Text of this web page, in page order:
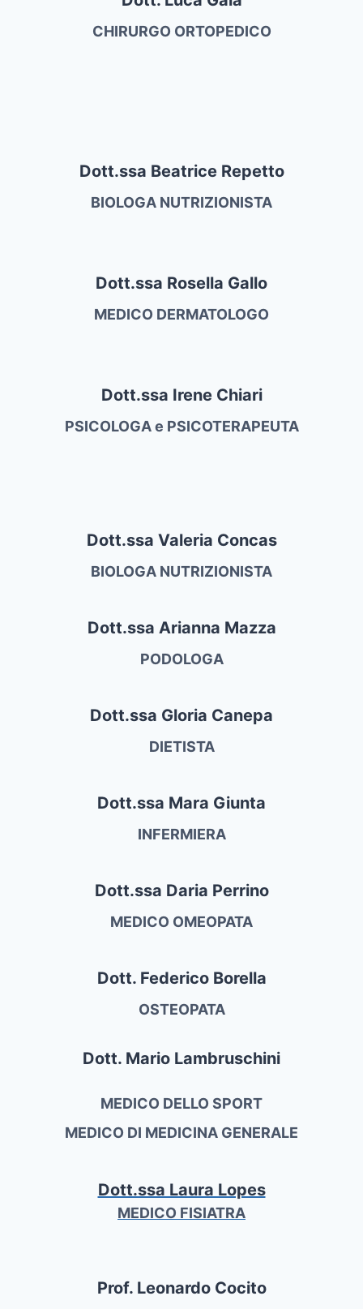
CHIRURGO ORTOPEDICO
Dott.ssa Beatrice Repetto
BIOLOGA NUTRIZIONISTA
Dott.ssa Rosella Gallo
MEDICO DERMATOLOGO
Dott.ssa Irene Chiari
PSICOLOGA e PSICOTERAPEUTA
Dott.ssa Valeria Concas
BIOLOGA NUTRIZIONISTA
Dott.ssa Arianna Mazza
PODOLOGA
Dott.ssa Gloria Canepa
DIETISTA
Dott.ssa Mara Giunta
INFERMIERA
Dott.ssa Daria Perrino
MEDICO OMEOPATA
Dott. Federico Borella
OSTEOPATA
Dott. Mario Lambruschini
MEDICO DELLO SPORT
MEDICO DI MEDICINA GENERALE
Dott.ssa Laura Lopes
MEDICO FISIATRA
Prof. Leonardo Cocito